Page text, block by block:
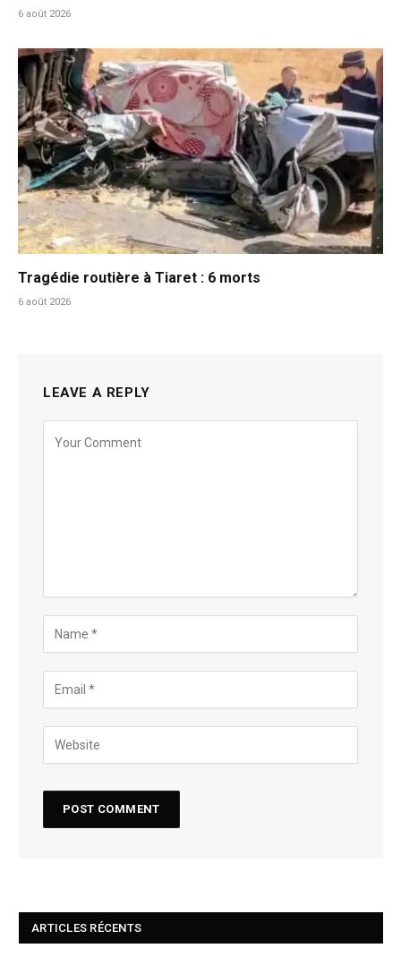
6 août 2026
Tragédie routière à Tiaret : 6 morts
6 août 2026
LEAVE A REPLY
ARTICLES RÉCENTS